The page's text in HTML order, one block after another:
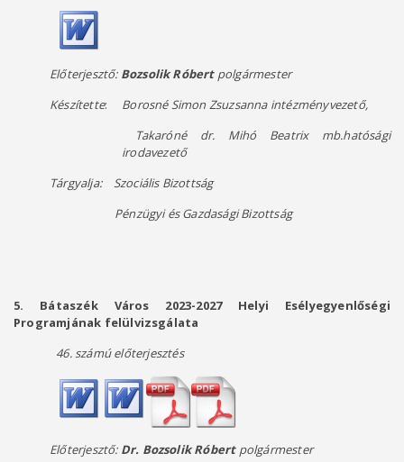
Előterjesztő:Bozsolik Róbert polgármester
Készítette: Borosné Simon Zsuzsanna intézményvezető,
Takaróné dr. Mihó Beatrix mb.hatósági
irodavezető
Tárgyalja: Szociális Bizottság
Pénzügyi és Gazdasági Bizottság
5. Bátaszék Város 2023-2027 Helyi Esélyegyenlőségi
Programjának felülvizsgálata
46. számú előterjesztés
Előterjesztő:Dr. Bozsolik Róbert polgármester